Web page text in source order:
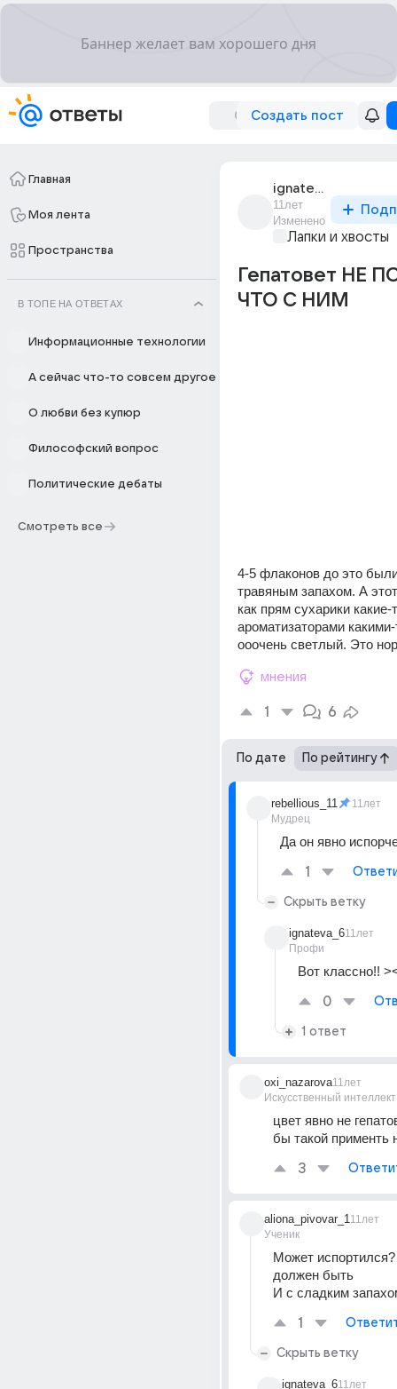
Создать пост
Главная
Моя лента
Пространства
В ТОПЕ НА ОТВЕТАХ
Информационные технологии
А сейчас что-то совсем другое
О любви без купюр
Философский вопрос
Политические дебаты
Смотреть все
ignateva_6
11лет
Изменено
Лапки и хвосты
Гепатовет НЕ
ЧТО С НИМ
4-5 флаконов до это
травяным запахом. А
как прям сухарики какие-
ароматизаторами
ооочень светлый. Это
мнения
1 6
По дате По рейтингу
rebellious_11
Мудрец
11лет
Да он явно
1
Скрыть ветку
ignateva_6
Профи
11лет
Вот классно!!
0
1 ответ
oxi_nazarova
Искусственный интеллект
11лет
цвет явно не
бы такой применть
3
aliona_pivovar_1
Ученик
11лет
Может
должен быть
И с сладким
1
Скрыть ветку
ignateva_611лет